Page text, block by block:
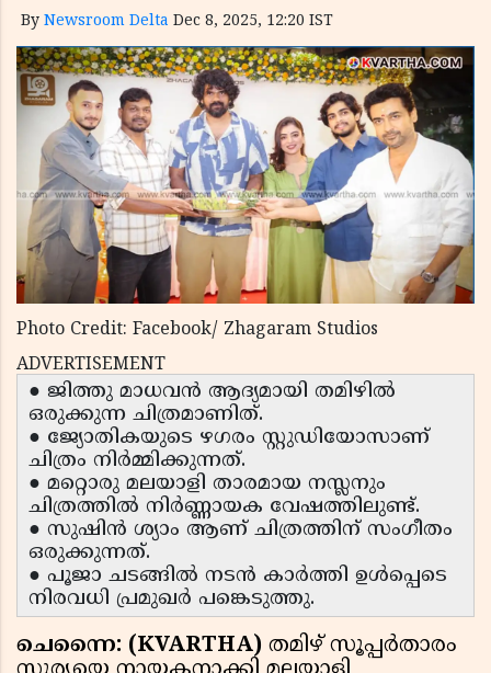
By Newsroom Delta Dec 8, 2025, 12:20 IST
Photo Credit: Facebook/ Zhagaram Studios
ADVERTISEMENT
● ജിത്തു മാധവൻ ആദ്യമായി തമിഴിൽ
ഒരുക്കുന്ന ചിത്രമാണിത്.
● ജ്യോതികയുടെ ഴഗരം സ്റ്റുഡിയോസാണ്
ചിത്രം നിർമ്മിക്കുന്നത്.
● മറ്റൊരു മലയാളി താരമായ നസ്ലനും
ചിത്രത്തിൽ നിർണ്ണായക വേഷത്തിലുണ്ട്.
● സുഷിൻ ശ്യാം ആണ് ചിത്രത്തിന് സംഗീതം
ഒരുക്കുന്നത്.
● പൂജാ ചടങ്ങിൽ നടൻ കാർത്തി ഉൾപ്പെടെ
നിരവധി പ്രമുഖർ പങ്കെടുത്തു.
ചെന്നൈ: (KVARTHA) തമിഴ് സൂപ്പർതാരം